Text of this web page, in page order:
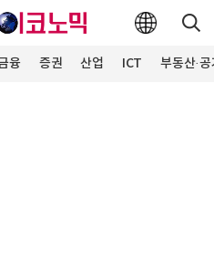
융 증권 산업 ICT 부동산·